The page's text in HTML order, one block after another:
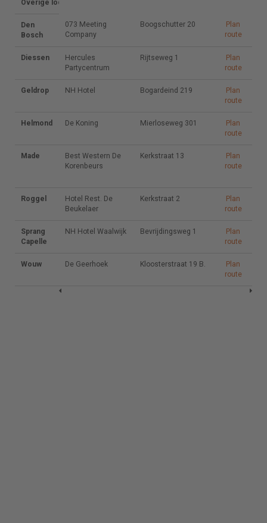
Overige locaties in Brabant
Den
Bosch
073 Meeting
Company
Boogschutter
Plan
Diessen
Hercules
Partycentrum
Rijtseweg 1
Geldrop NH Hotel
Bogardeind
Plan
Helmond De Koning
Mierloseweg
Plan
Made
Best
Western De
Kerkstraat 13
Roggel
Hotel Rest.
De Beukelaer
Kerkstraat 2
Sprang
Capelle
NH Hotel
Bevrijdingsweg
Plan
Wouw De Geerhoek
Kloosterstraat
Plan
073 Meeting
Company
Boogschutter 20
Plan
route
Hercules
Partycentrum
Rijtseweg 1
Plan
route
NH Hotel Bogardeind 219
Plan
route
De Koning Mierloseweg 301
Plan
route
Best Western De
Korenbeurs
Kerkstraat 13
Plan
route
Hotel Rest. De
Beukelaer
Kerkstraat 2
Plan
route
NH Hotel Waalwijk Bevrijdingsweg 1
Plan
route
De Geerhoek Kloosterstraat 19 B.
Plan
route